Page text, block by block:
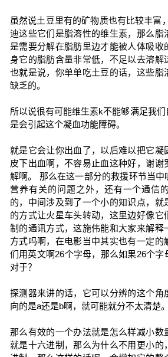
虽然说土豆里有的矿物质也有比较丰富
迪这些它们是脂溶性的维生素，那么脂
是需要分解在脂肪里边才能被人体吸收
身它的脂肪含量非常低，不足以去溶解
也就是说，你单单吃土豆的话，这些脂
缺乏的。
所以说很有可能维生素k不能够满足我
是会引起这个凝血功能障碍。
就是它会让你出血了，以后难以把它凝
皮下出血啊，不容易止血这种好，谢谢
解啊。 那么在这一部分的救援环节当中
营养有关的问题之外，还有一个通信
的，中间涉及到了一个小的知识点，就
的方式让火星车头转动，这里边好像它
制的通讯方式，这施伟能和大家来解释
方式吗啊，在电影当中其实也有一定的
们用英文啊26个字母，那么如果26个字
对于？
探测器来讲的话，它可以分辨的这个角
向的是a还是b啊，就可能就分不太清楚。
那么有效的一个办法就是怎么样减小数
就是十六进制，那么为什么不用更小的